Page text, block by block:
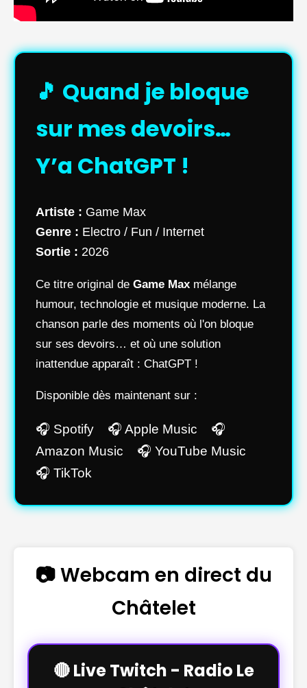
🎵 Quand je bloque
sur mes devoirs…
Y’a ChatGPT !
Artiste : Game Max
Genre : Electro / Fun / Internet
Sortie : 2026
Ce titre original de Game Max mélange
humour, technologie et musique moderne. La
chanson parle des moments où l'on bloque
sur ses devoirs… et où une solution
inattendue apparaît : ChatGPT !
Disponible dès maintenant sur :
🎧 Spotify 🎧 Apple Music 🎧
Amazon Music 🎧 YouTube Music
🎧 TikTok
📷 Webcam en direct du
Châtelet
🔴 Live Twitch - Radio Le